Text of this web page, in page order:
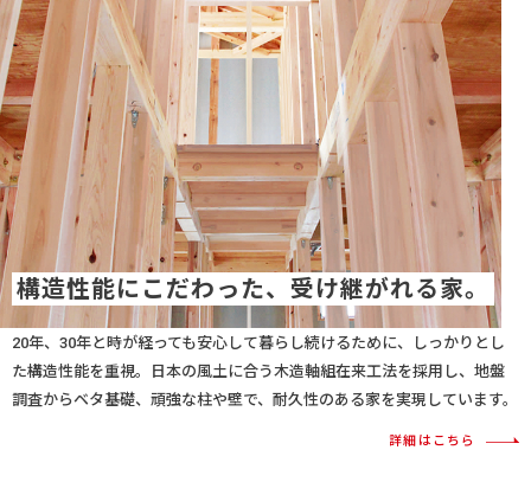
構造性能にこだわった、受け継がれる家。
20年、30年と時が経っても安心して暮らし続けるために、しっかりとし
た構造性能を重視。日本の風土に合う木造軸組在来工法を採用し、地盤
調査からベタ基礎、頑強な柱や壁で、耐久性のある家を実現しています。
詳細はこちら